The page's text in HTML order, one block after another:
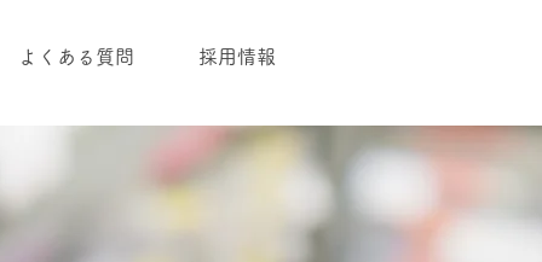
よくある質問 採用情報